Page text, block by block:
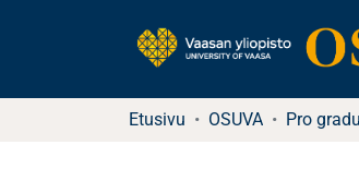
Etusivu OSUVA